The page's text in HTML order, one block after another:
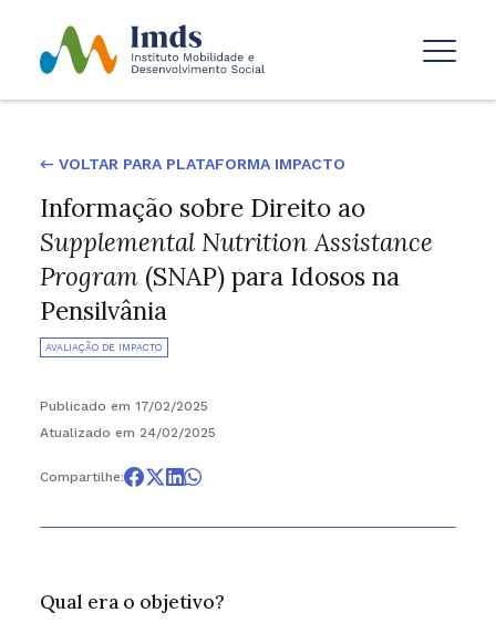
← VOLTAR PARA PLATAFORMA IMPACTO
Informação sobre Direito ao
Supplemental Nutrition Assistance
Program(SNAP) para Idosos na
Pensilvânia
AVALIAÇÃO DE IMPACTO
Publicado em 17/02/2025
Atualizado em 24/02/2025
Compartilhe:
Qual era o objetivo?